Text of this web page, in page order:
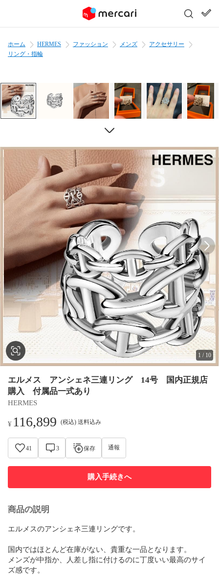
ホーム HERMES ファッション メンズ
アクセサリー
リング・指輪
1 / 10
エルメス アンシェネ三連リング 14号 国内正規店
購入 付属品一式あり
HERMES
¥ 116,899 (税込) 送料込み
41 3 保存 通報
購入手続きへ
商品の説明
エルメスのアンシェネ三連リングです。
国内ではほとんど在庫がない、貴重な一品となります。
メンズが中指か、人差し指に付けるのに丁度いい最高のサイ
ズ感です。